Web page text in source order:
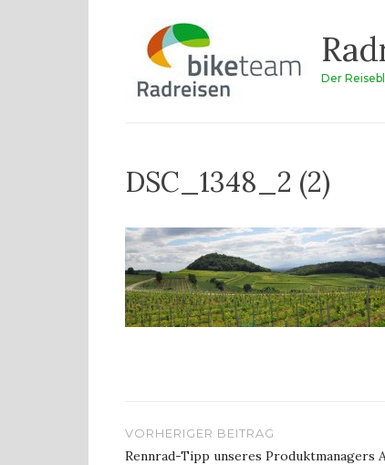
springen
Der
DSC_1348_2 (2)
Beitragsnavigation
VORHERIGER BEITRAG
Rennrad-Tipp unseres Produktmanagers